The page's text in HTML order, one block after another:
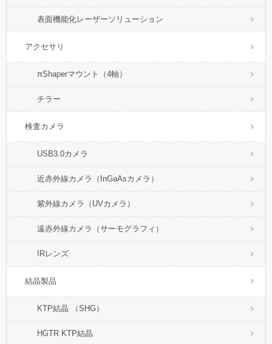
表面機能化レーザーソリューション
アクセサリ
πShaperマウント（4軸）
チラー
検査カメラ
USB3.0カメラ
近赤外線カメラ（InGaAsカメラ）
紫外線カメラ（UVカメラ）
遠赤外線カメラ（サーモグラフィ）
IRレンズ
結晶製品
KTP結晶 （SHG）
HGTR KTP結晶